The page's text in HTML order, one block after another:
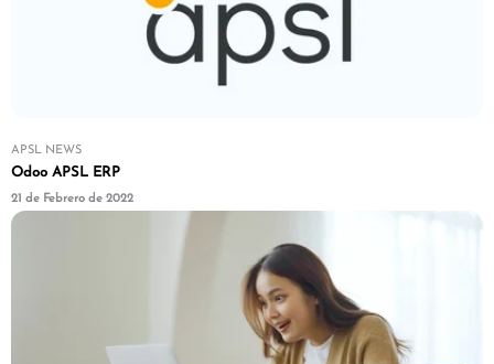
APSL NEWS
Odoo APSL ERP
21 de Febrero de 2022